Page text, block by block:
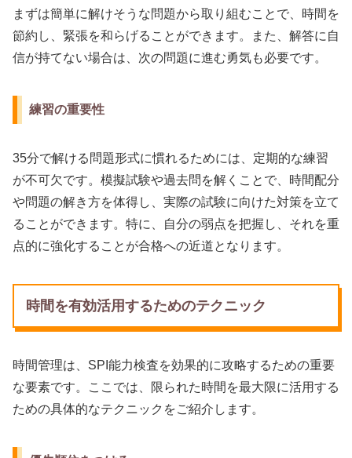
まずは簡単に解けそうな問題から取り組むことで、時間を
節約し、緊張を和らげることができます。また、解答に自
信が持てない場合は、次の問題に進む勇気も必要です。
練習の重要性
35分で解ける問題形式に慣れるためには、定期的な練習
が不可欠です。模擬試験や過去問を解くことで、時間配分
や問題の解き方を体得し、実際の試験に向けた対策を立て
ることができます。特に、自分の弱点を把握し、それを重
点的に強化することが合格への近道となります。
時間を有効活用するためのテクニック
時間管理は、SPI能力検査を効果的に攻略するための重要
な要素です。ここでは、限られた時間を最大限に活用する
ための具体的なテクニックをご紹介します。